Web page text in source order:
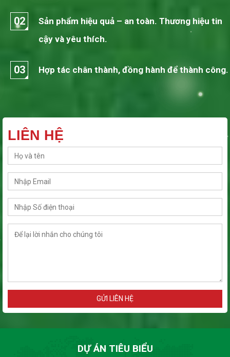
02
Sản phẩm hiệu quả – an toàn. Thương hiệu tin
cậy và yêu thích.
03 Hợp tác chân thành, đồng hành để thành công.
LIÊN HỆ
GỬI LIÊN HỆ
DỰ ÁN TIÊU BIỂU